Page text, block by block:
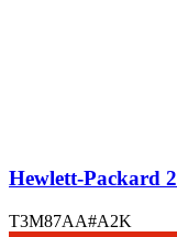
Hewlett-Packard
T3M87AA#A2K